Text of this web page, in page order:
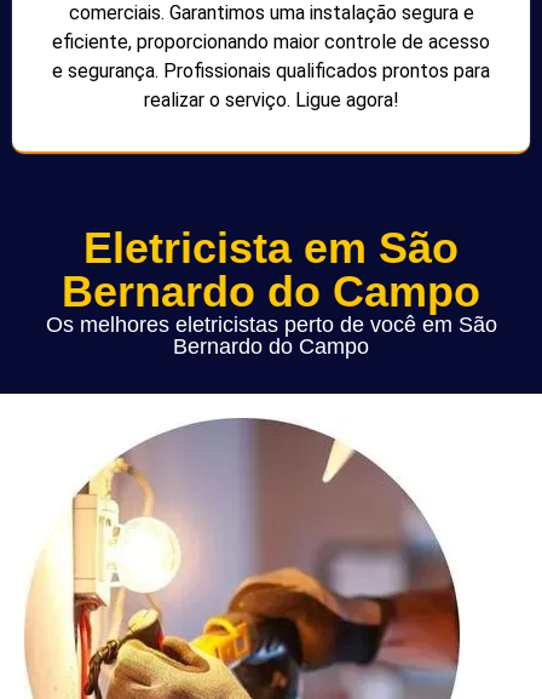
comerciais. Garantimos uma instalação segura e
eficiente, proporcionando maior controle de acesso
e segurança. Profissionais qualificados prontos para
realizar o serviço. Ligue agora!
Eletricista em São
Bernardo do Campo
Os melhores eletricistas perto de você em São
Bernardo do Campo